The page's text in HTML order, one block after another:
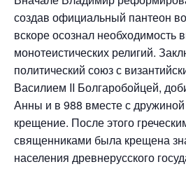
создав официальный пантеон
вскоре осознал необходимость
монотеистических религий.
политический союз с
Василием II Болгаробойцей,
Анны и в 988 вместе с
крещение. После этого
священниками была крещена
населения древнерусского